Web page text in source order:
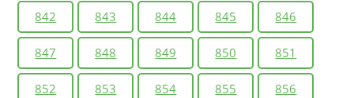
842 843 844 845 846
847 848 849 850 851
852 853 854 855 856